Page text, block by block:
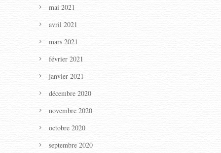
mai 2021
avril 2021
mars 2021
février 2021
janvier 2021
décembre 2020
novembre 2020
octobre 2020
septembre 2020